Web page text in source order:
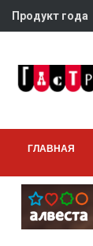
Продукт года
ГЛАВНАЯ